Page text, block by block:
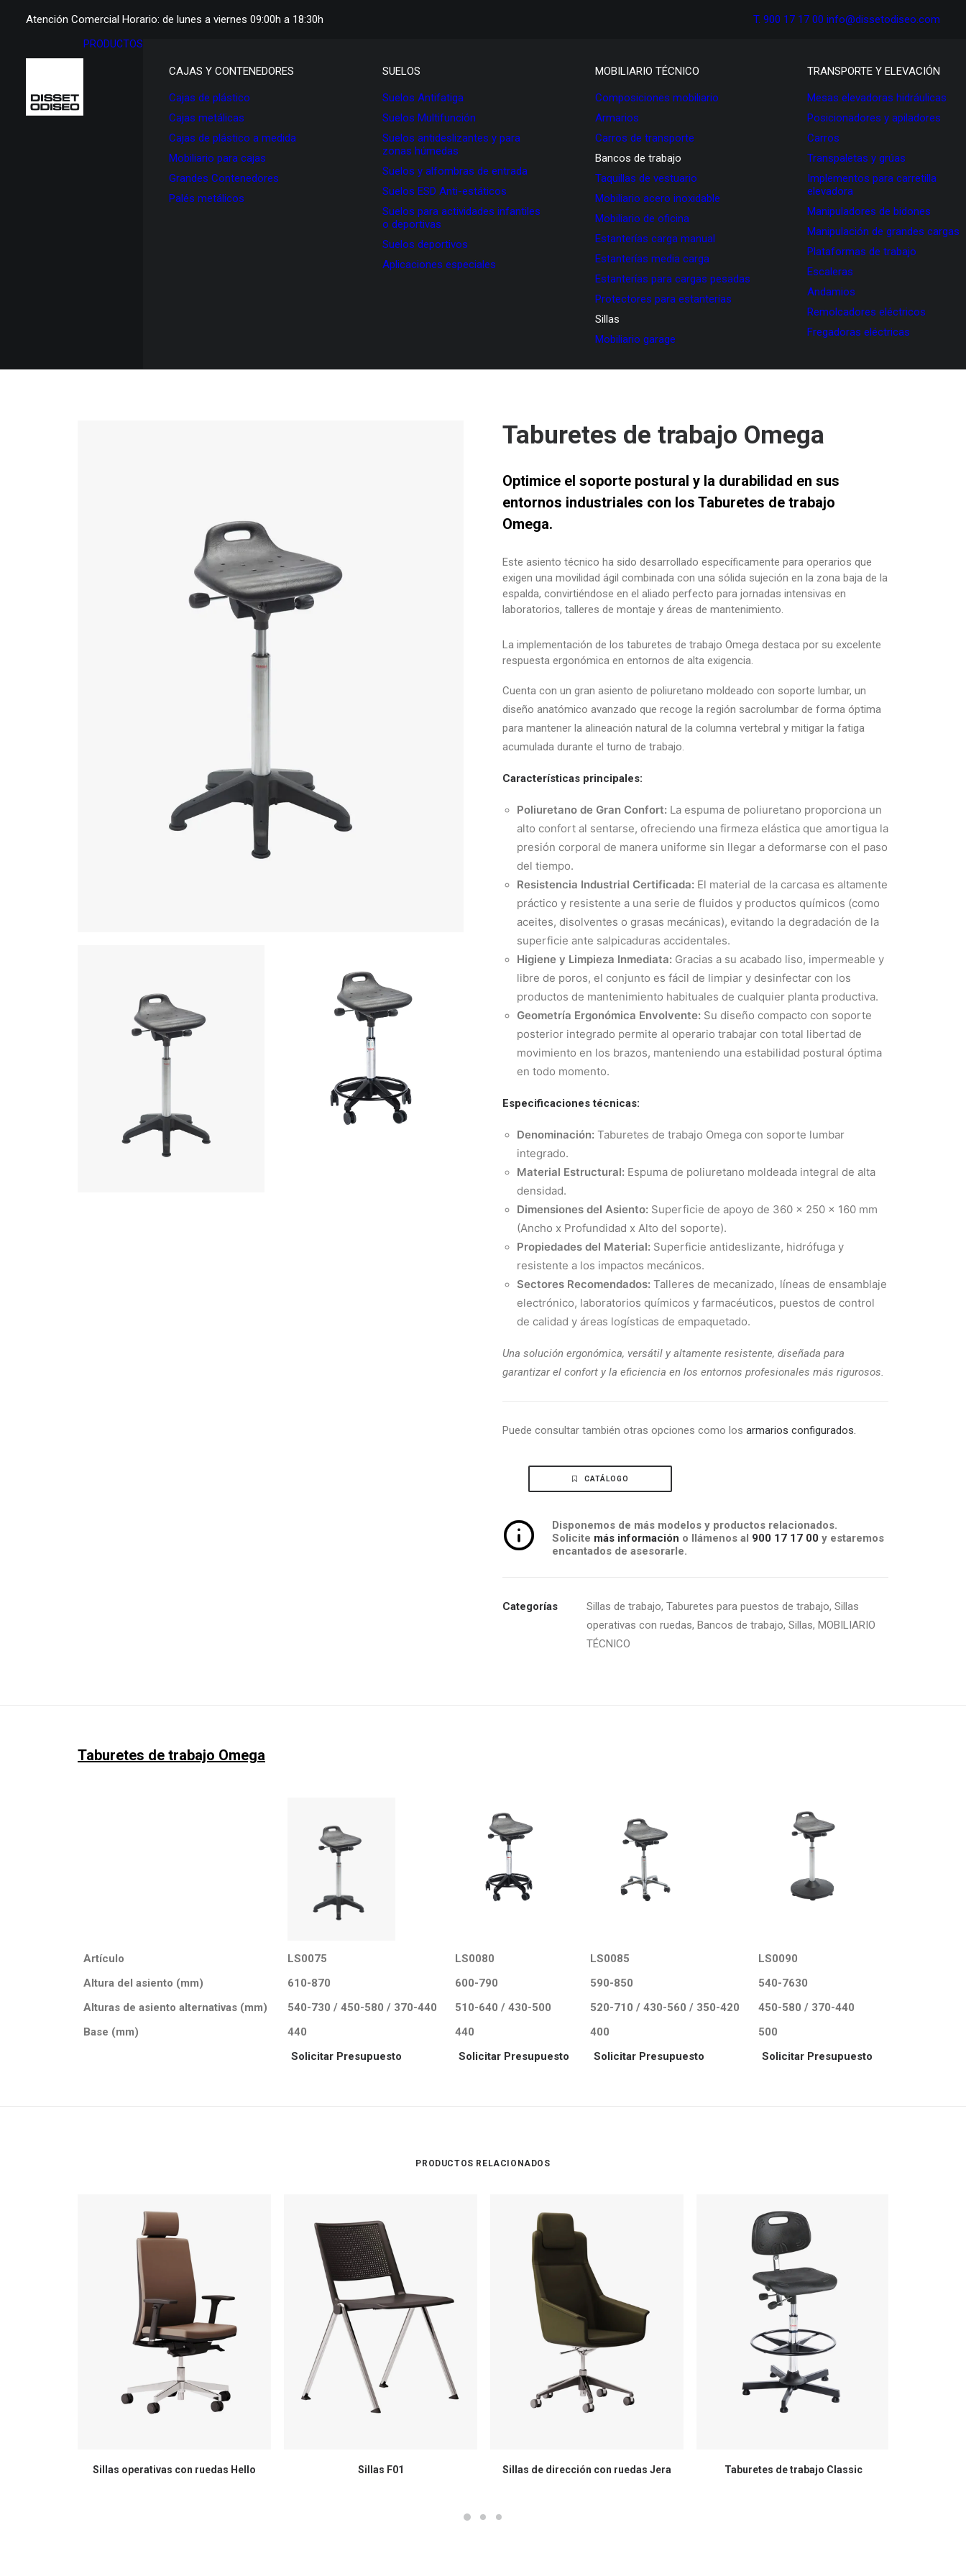
Atención Comercial Horario: de lunes a viernes 09:00h a 18:30h T. 900 17 17 00 info@dissetodiseo.com
PRODUCTOS
CAJAS Y CONTENEDORES
Cajas de plástico
Cajas metálicas
Cajas de plástico a medida
Mobiliario para cajas
Grandes Contenedores
Palés metálicos
SUELOS
Suelos Antifatiga
Suelos Multifunción
Suelos antideslizantes y para
zonas húmedas
Suelos y alfombras de entrada
Suelos ESD Anti-estáticos
Suelos para actividades infantiles
o deportivas
Suelos deportivos
Aplicaciones especiales
MOBILIARIO TÉCNICO
Composiciones mobiliario
Armarios
Carros de transporte
Bancos de trabajo
Taquillas de vestuario
Mobiliario acero inoxidable
Mobiliario de oficina
Estanterías carga manual
Estanterías media carga
Estanterías para cargas pesadas
Protectores para estanterías
Sillas
Mobiliario garage
TRANSPORTE Y ELEVACIÓN
Mesas elevadoras hidráulicas
Posicionadores y apiladores
Carros
Transpaletas y grúas
Implementos para carretilla
elevadora
Manipuladores de bidones
Manipulación de grandes cargas
Plataformas de trabajo
Escaleras
Andamios
Remolcadores eléctricos
Fregadoras eléctricas
Taburetes de trabajo Omega
Optimice el soporte postural y la durabilidad en sus
entornos industriales con los Taburetes de trabajo
Omega.
Este asiento técnico ha sido desarrollado específicamente para operarios que
exigen una movilidad ágil combinada con una sólida sujeción en la zona baja de la
espalda, convirtiéndose en el aliado perfecto para jornadas intensivas en
laboratorios, talleres de montaje y áreas de mantenimiento.
La implementación de los taburetes de trabajo Omega destaca por su excelente
respuesta ergonómica en entornos de alta exigencia.
Cuenta con un gran asiento de poliuretano moldeado con soporte lumbar, un
diseño anatómico avanzado que recoge la región sacrolumbar de forma óptima
para mantener la alineación natural de la columna vertebral y mitigar la fatiga
acumulada durante el turno de trabajo.
Características principales:
Poliuretano de Gran Confort: La espuma de poliuretano proporciona un
alto confort al sentarse, ofreciendo una firmeza elástica que amortigua la
presión corporal de manera uniforme sin llegar a deformarse con el paso
del tiempo.
Resistencia Industrial Certificada: El material de la carcasa es altamente
práctico y resistente a una serie de fluidos y productos químicos (como
aceites, disolventes o grasas mecánicas), evitando la degradación de la
superficie ante salpicaduras accidentales.
Higiene y Limpieza Inmediata: Gracias a su acabado liso, impermeable y
libre de poros, el conjunto es fácil de limpiar y desinfectar con los
productos de mantenimiento habituales de cualquier planta productiva.
Geometría Ergonómica Envolvente: Su diseño compacto con soporte
posterior integrado permite al operario trabajar con total libertad de
movimiento en los brazos, manteniendo una estabilidad postural óptima
en todo momento.
Especificaciones técnicas:
Denominación: Taburetes de trabajo Omega con soporte lumbar
integrado.
Material Estructural: Espuma de poliuretano moldeada integral de alta
densidad.
Dimensiones del Asiento: Superficie de apoyo de 360 x 250 x 160 mm
(Ancho x Profundidad x Alto del soporte).
Propiedades del Material: Superficie antideslizante, hidrófuga y
resistente a los impactos mecánicos.
Sectores Recomendados: Talleres de mecanizado, líneas de ensamblaje
electrónico, laboratorios químicos y farmacéuticos, puestos de control
de calidad y áreas logísticas de empaquetado.
Una solución ergonómica, versátil y altamente resistente, diseñada para
garantizar el confort y la eficiencia en los entornos profesionales más rigurosos.
Puede consultar también otras opciones como los armarios configurados.
CATÁLOGO
Disponemos de más modelos y productos relacionados.
Solicite más información o llámenos al 900 17 17 00 y estaremos
encantados de asesorarle.
Categorías Sillas de trabajo, Taburetes para puestos de trabajo, Sillas
operativas con ruedas, Bancos de trabajo, Sillas, MOBILIARIO
TÉCNICO
Taburetes de trabajo Omega
Artículo LS0075 LS0080 LS0085
LS0090
Altura del asiento (mm)
610-870 600-790 590-850
540-7630
Alturas de asiento alternativas (mm)
540-730 / 450-580 / 370-440 510-640 / 430-500 520-710 / 430-560 / 350-420
450-580 / 370-440
Base (mm)
440 440 400
500
Solicitar Presupuesto
Solicitar Presupuesto Solicitar Presupuesto Solicitar Presupuesto
PRODUCTOS RELACIONADOS
Sillas operativas con ruedas Hello Sillas F01 Sillas de dirección con ruedas Jera Taburetes de trabajo Classic